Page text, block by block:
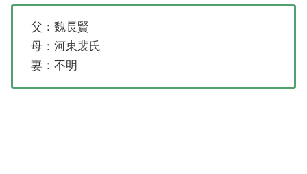
父：魏長賢
母：河東裴氏
妻：不明